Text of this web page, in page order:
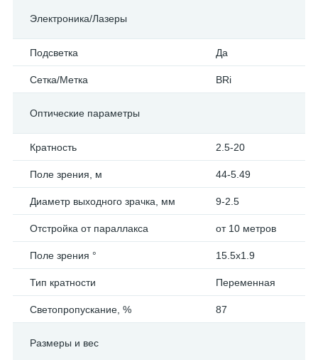
Электроника/Лазеры
Подсветка Да
Сетка/Метка BRi
Оптические параметры
Кратность 2.5-20
Поле зрения, м 44-5.49
Диаметр выходного зрачка, мм 9-2.5
Отстройка от параллакса от 10 метров
Поле зрения ° 15.5x1.9
Тип кратности Переменная
Светопропускание, % 87
Размеры и вес